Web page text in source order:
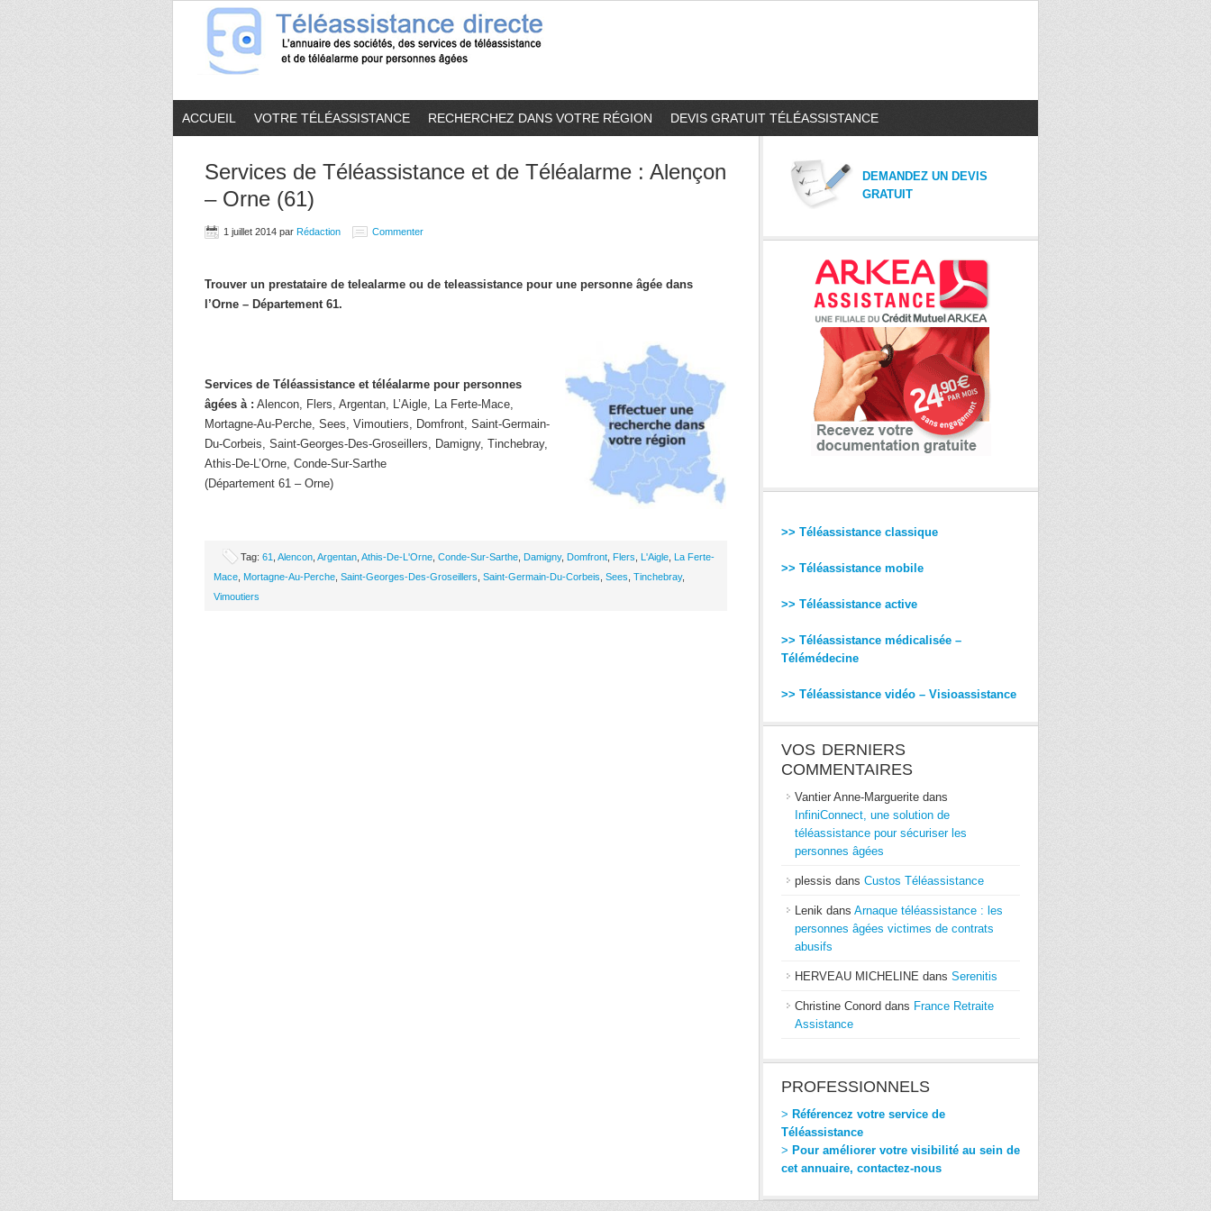
ACCUEIL VOTRE TÉLÉASSISTANCE RECHERCHEZ DANS VOTRE RÉGION DEVIS GRATUIT TÉLÉASSISTANCE
Services de Téléassistance et de Téléalarme : Alençon
– Orne (61)
1 juillet 2014 par Rédaction Commenter
Trouver un prestataire de telealarme ou de teleassistance pour une personne âgée dans
l’Orne – Département 61.
Services de Téléassistance et téléalarme pour personnes
âgées à : Alencon, Flers, Argentan, L’Aigle, La Ferte-Mace,
Mortagne-Au-Perche, Sees, Vimoutiers, Domfront, Saint-Germain-
Du-Corbeis, Saint-Georges-Des-Groseillers, Damigny, Tinchebray,
Athis-De-L’Orne, Conde-Sur-Sarthe
(Département 61 – Orne)
Tag: 61 Alencon Argentan Athis-De-L'Orne Conde-Sur-Sarthe Damigny, Domfront Flers L'Aigle La Ferte-
Mace Mortagne-Au-Perche Saint-Georges-Des-Groseillers Saint-Germain-Du-Corbeis Sees Tinchebray,
Vimoutiers
DEMANDEZ UN DEVIS
GRATUIT
>> Téléassistance classique
>> Téléassistance mobile
>> Téléassistance active
>> Téléassistance médicalisée –
Télémédecine
>> Téléassistance vidéo – Visioassistance
VOS DERNIERS
COMMENTAIRES
Vantier Anne-Marguerite dans
InfiniConnect, une solution de
téléassistance pour sécuriser les
personnes âgées
plessis dans Custos Téléassistance
Lenik dans Arnaque téléassistance : les
personnes âgées victimes de contrats
abusifs
HERVEAU MICHELINE dans Serenitis
Christine Conord dans France Retraite
Assistance
PROFESSIONNELS
> Référencez votre service de
Téléassistance
> Pour améliorer votre visibilité au sein de
cet annuaire, contactez-nous